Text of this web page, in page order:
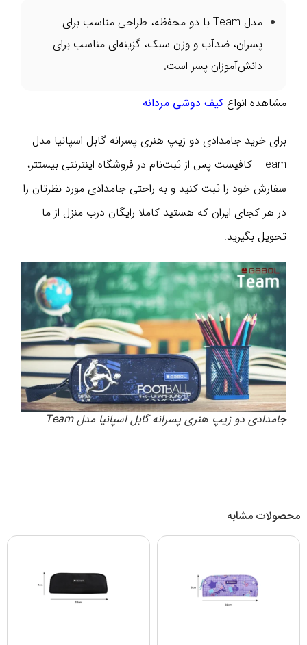
مدل Team با دو محفظه، طراحی مناسب برای
پسران، ضدآب و وزن سبک، گزینه‌ای مناسب برای
دانش‌آموزان پسر است.
مشاهده انواع کیف دوشی مردانه
برای خرید جامدادی دو زیپ هنری پسرانه گابل اسپانیا مدل
Team کافیست پس از ثبت‌نام در فروشگاه اینترنتی بیستتر،
سفارش خود را ثبت کنید و به راحتی جامدادی مورد نظرتان را
در هر کجای ایران که هستید کاملا رایگان درب منزل از ما
تحویل بگیرید.
جامدادی دو زیپ هنری پسرانه گابل اسپانیا مدل Team
محصولات مشابه